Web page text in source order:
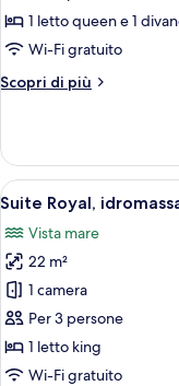
Quadrupla
Standard,
1 letto queen e 1
Wi-Fi gratuito
Scopri di più
Altri
Standard,
balcone
Apri
tutte
le
foto
per
Suite
Royal,
idromassaggio,
4
Suite Royal,
Vista mare
22 m²
1 camera
Per 3 persone
1 letto king
Wi-Fi gratuito